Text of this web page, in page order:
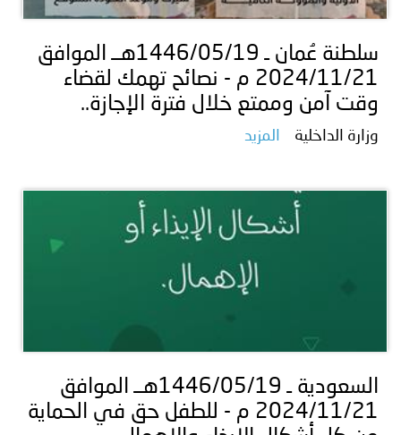
سلطنة عُمان ـ 1446/05/19هــ الموافق
2024/11/21 م - نصائح تهمك لقضاء
وقت آمن وممتع خلال فترة الإجازة..
وزارة الداخلية المزيد
السعودية ـ 1446/05/19هــ الموافق
2024/11/21 م - للطفل حق في الحماية